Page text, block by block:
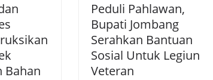
Bahan
Peduli Pahlawan,
Bupati Jombang
Serahkan Bantuan
Sosial Untuk Legiun
Veteran